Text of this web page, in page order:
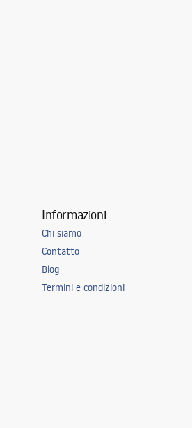
Informazioni
Chi siamo
Contatto
Blog
Termini e condizioni